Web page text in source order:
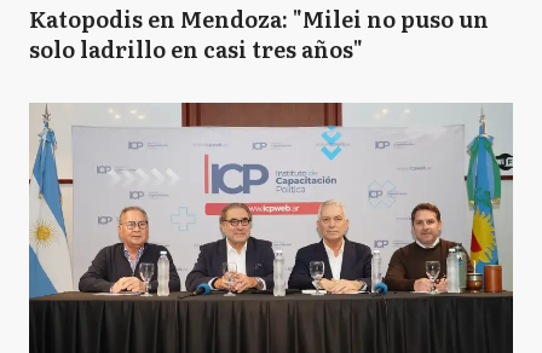
Katopodis en Mendoza: "Milei no puso un
solo ladrillo en casi tres años"